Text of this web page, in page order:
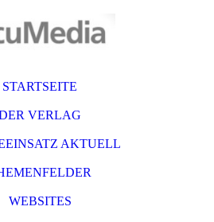
STARTSEITE
VERLAG
AKTUELL
WEBSITES